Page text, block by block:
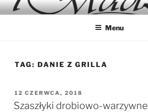
Przejdź
do
IMADZIK
Blog Kulinarny
Menu
TAG: DANIE Z GRILLA
OPUBLIKOWANE
W
12 CZERWCA, 2018
Szaszłyki drobiowo-warzywne